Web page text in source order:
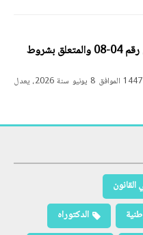
قانون رقم 26-12 يعدل ويتمم القانون رقم 04-08 والمتعلق بشروط
قانون رقم 26-12 مؤرخ في 22 ذي الحجة عام 1447 الموافق 8 يونيو سنة 2026، يعدل
القانون
الدكتوراه